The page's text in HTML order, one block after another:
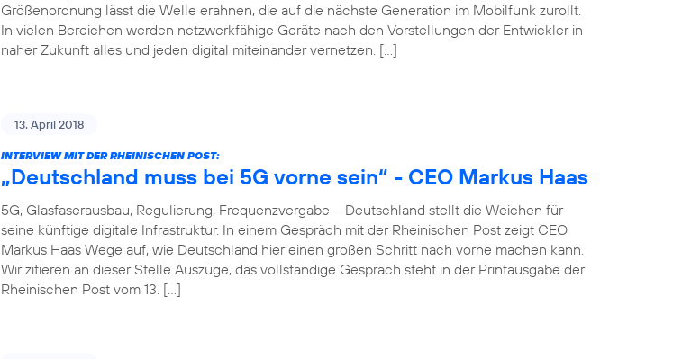
Größenordnung lässt die Welle erahnen, die auf die nächste Generation im Mobilfunk zurollt.
In vielen Bereichen werden netzwerkfähige Geräte nach den Vorstellungen der Entwickler in
naher Zukunft alles und jeden digital miteinander vernetzen. […]
13. April 2018
INTERVIEW MIT DER RHEINISCHEN POST:
„Deutschland muss bei 5G vorne sein“ - CEO Markus Haas
5G, Glasfaserausbau, Regulierung, Frequenzvergabe – Deutschland stellt die Weichen für
seine künftige digitale Infrastruktur. In einem Gespräch mit der Rheinischen Post zeigt CEO
Markus Haas Wege auf, wie Deutschland hier einen großen Schritt nach vorne machen kann.
Wir zitieren an dieser Stelle Auszüge, das vollständige Gespräch steht in der Printausgabe der
Rheinischen Post vom 13. […]